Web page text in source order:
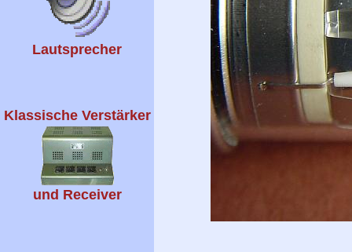
Lautsprecher
Klassische Verstärker
und Receiver